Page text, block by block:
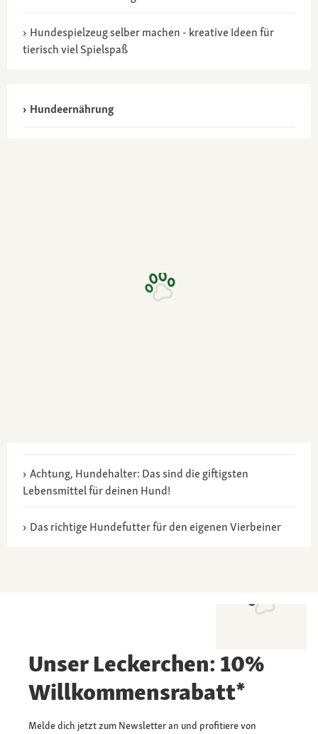
Hundespielzeug selber machen - kreative Ideen für
tierisch viel Spielspaß
Hundeernährung
Achtung, Hundehalter: Das sind die giftigsten
Lebensmittel für deinen Hund!
Das richtige Hundefutter für den eigenen Vierbeiner
Unser Leckerchen: 10%
Willkommensrabatt*
Melde dich jetzt zum Newsletter an und profitiere von